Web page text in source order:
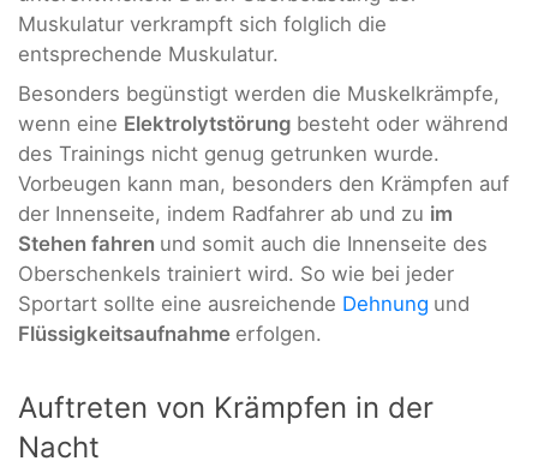
Muskulatur verkrampft sich folglich die
entsprechende Muskulatur.
Besonders begünstigt werden die Muskelkrämpfe,
wenn eine Elektrolytstörung besteht oder während
des Trainings nicht genug getrunken wurde.
Vorbeugen kann man, besonders den Krämpfen auf
der Innenseite, indem Radfahrer ab und zu im
Stehen fahren und somit auch die Innenseite des
Oberschenkels trainiert wird. So wie bei jeder
Sportart sollte eine ausreichende Dehnung und
Flüssigkeitsaufnahme erfolgen.
Auftreten von Krämpfen in der
Nacht